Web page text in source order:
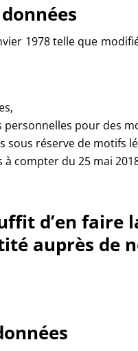
1978 telle que
pour des
sous réserve de motifs
compter du 25 mai
d’en faire
auprès de